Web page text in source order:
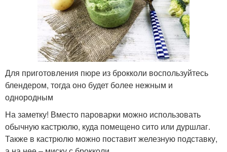
Для приготовления пюре из брокколи воспользуйтесь
блендером, тогда оно будет более нежным и
однородным
На заметку! Вместо пароварки можно использовать
обычную кастрюлю, куда помещено сито или дуршлаг.
Также в кастрюлю можно поставит железную подставку,